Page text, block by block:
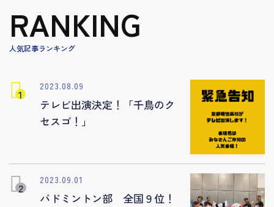
RANKING
人気記事ランキング
2023.08.09
テレビ出演決定！「千鳥のク
セスゴ！」
2023.09.01
バドミントン部 全国９位！